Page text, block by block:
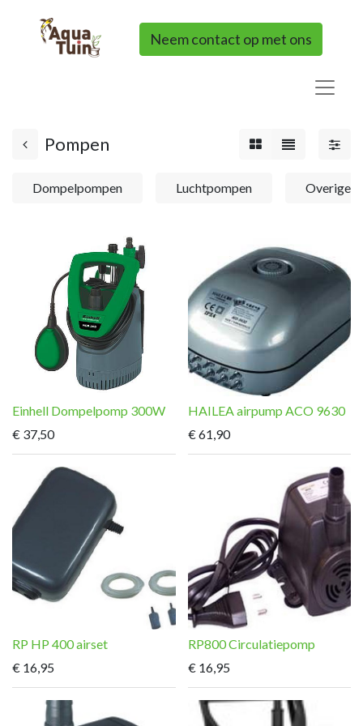
Neem contact op met ons
Pompen
Dompelpompen Luchtpompen Overige
Einhell Dompelpomp 300W
€ 37,50
HAILEA airpump ACO 9630
€ 61,90
RP HP 400 airset
€ 16,95
RP800 Circulatiepomp
€ 16,95